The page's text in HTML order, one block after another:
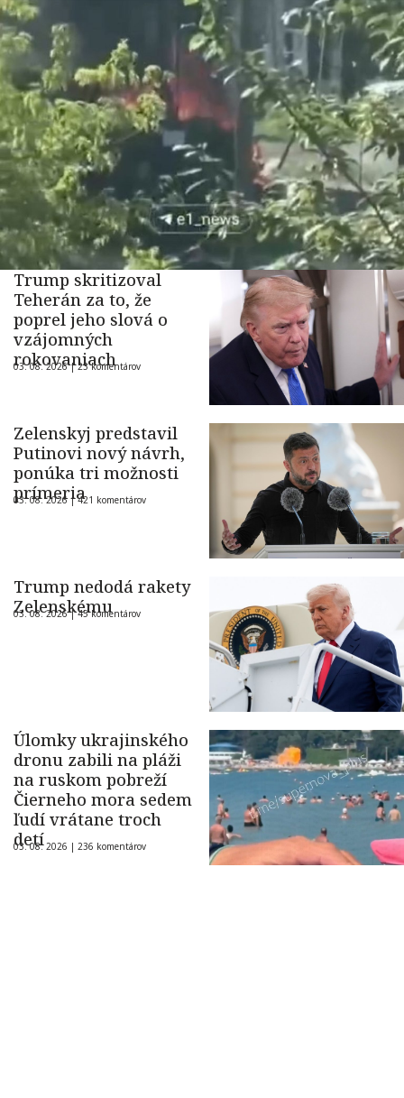
Trump skritizoval
Teherán za to, že
poprel jeho slová o
vzájomných
rokovaniach
03. 08. 2026 |23 komentárov
Zelenskyj predstavil
Putinovi nový návrh,
ponúka tri možnosti
prímeria
03. 08. 2026 |421 komentárov
Trump nedodá rakety
Zelenskému
03. 08. 2026 |45 komentárov
Úlomky ukrajinského
dronu zabili na pláži
na ruskom pobreží
Čierneho mora sedem
ľudí vrátane troch
detí
03. 08. 2026 | 236 komentárov